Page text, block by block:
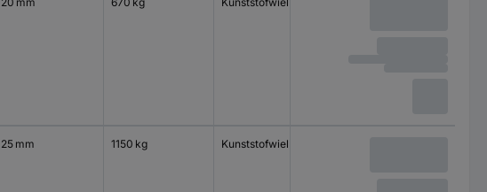
25 mm 1150 kg Kunststofwiel